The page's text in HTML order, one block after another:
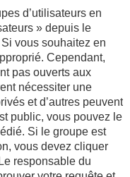
d’utilisateurs en
» depuis le
vous souhaitez en
Cependant,
pas ouverts aux
nécessiter une
et d’autres peuvent
public, vous pouvez le
Si le groupe est
vous devez cliquer
responsable du